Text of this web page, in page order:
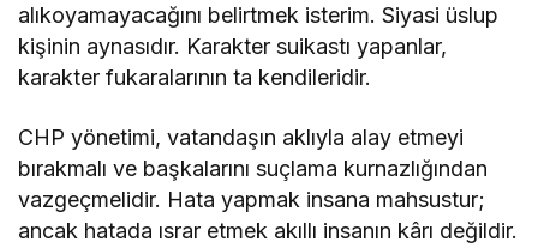
alıkoyamayacağını belirtmek isterim. Siyasi üslup
kişinin aynasıdır. Karakter suikastı yapanlar,
karakter fukaralarının ta kendileridir.
CHP yönetimi, vatandaşın aklıyla alay etmeyi
bırakmalı ve başkalarını suçlama kurnazlığından
vazgeçmelidir. Hata yapmak insana mahsustur;
ancak hatada ısrar etmek akıllı insanın kârı değildir.